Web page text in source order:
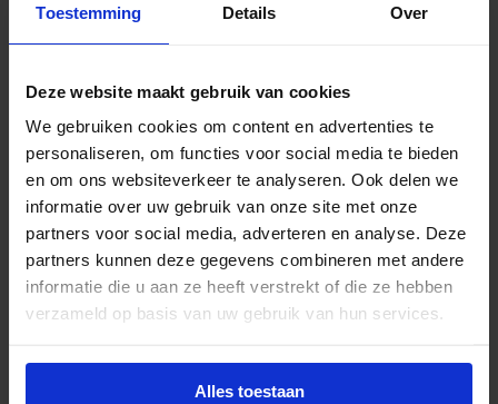
Toestemming Details Over
Deze website maakt gebruik van cookies
We gebruiken cookies om content en advertenties te
personaliseren, om functies voor social media te bieden
en om ons websiteverkeer te analyseren. Ook delen we
informatie over uw gebruik van onze site met onze
partners voor social media, adverteren en analyse. Deze
partners kunnen deze gegevens combineren met andere
informatie die u aan ze heeft verstrekt of die ze hebben
verzameld op basis van uw gebruik van hun services.
Alles toestaan
gebruiksmoment.
afscherming met een brede stralingshoek van 80°,
lage verblindingswaarde (UGR<22) maakt hem
geschikt voor algemene verlichting zonder visuele
hinder. Met een gatmaat van ø195 mm is hij ideaal
voor grotere inbouwopeningen. Het strakke
ontwerp zorgt voor een nette afwerking en
eenvoudige montage.
Deze uitvoering is uitgerust met een Philips
prestaties en een lange levensduur. De spot is
flikkervrij en ontworpen voor directe aansluiting op